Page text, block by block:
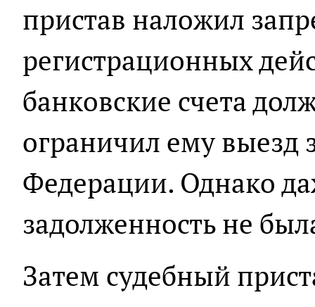
пристав наложил
регистрационных
банковские счета
ограничил ему выезд
Федерации. Однако
задолженность не
Затем судебный